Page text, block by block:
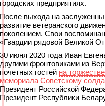
городских предприятиях.
После выхода на
развитие ветеранского
поколением. Свои
«Гвардии рядовой Великой
30 июня 2020 года Иван
другими фронтовиками из
почетных гостей на
мемориала Советскому
Президент Российской
Президент Республики